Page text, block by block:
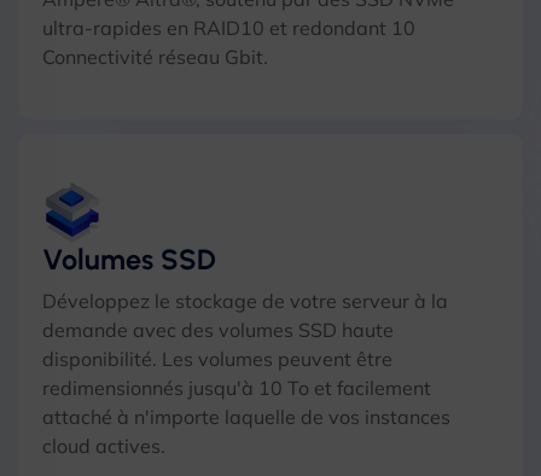
ultra-rapides en RAID10 et redondant 10
Connectivité réseau Gbit.
Volumes SSD
Développez le stockage de votre serveur à la
demande avec des volumes SSD haute
disponibilité. Les volumes peuvent être
redimensionnés jusqu'à 10 To et facilement
attaché à n'importe laquelle de vos instances
cloud actives.